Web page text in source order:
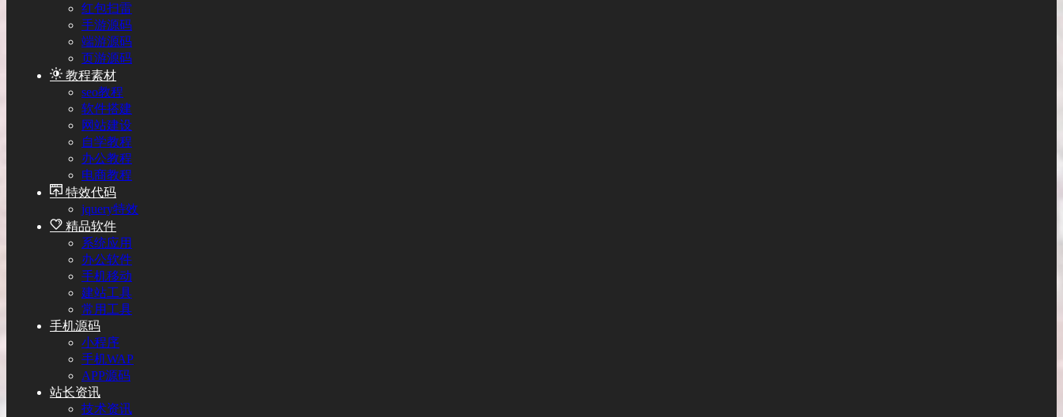
红包扫雷
手游源码
端游源码
页游源码
教程素材
seo教程
软件搭建
网站建设
自学教程
办公教程
电商教程
特效代码
jquery特效
精品软件
系统应用
办公软件
手机移动
建站工具
常用工具
手机源码
小程序
手机WAP
APP源码
站长资讯
技术资讯